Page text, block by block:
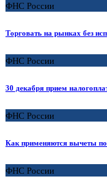
ФНС России
Торговать на рынках без
ФНС России
30 декабря прием
ФНС России
Как применяются вычеты по
ФНС России